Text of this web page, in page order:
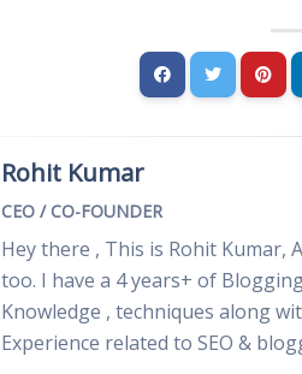
Rohit Kumar
CEO / CO-FOUNDER
Hey there , This is Rohit Kumar,
too. I have a 4 years+ of
Knowledge , techniques along
Experience related to SEO &